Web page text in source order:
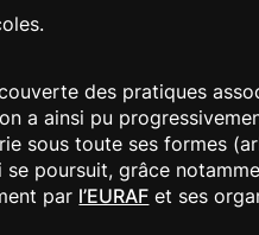
des pratiques
a ainsi pu
sous toute ses formes
poursuit, grâce
par l’EURAF et ses